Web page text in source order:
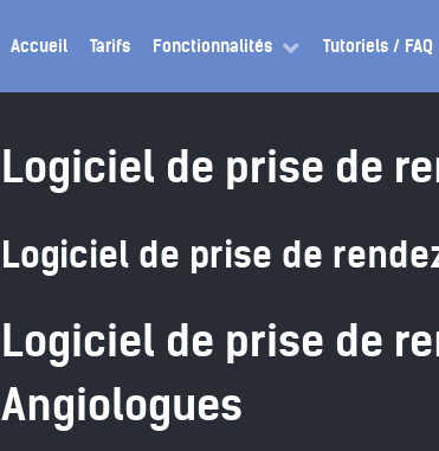
Accueil Tarifs Fonctionnalités Tutoriels / FAQ
Logiciel de prise de
Logiciel de prise de
Logiciel de prise de
Angiologues